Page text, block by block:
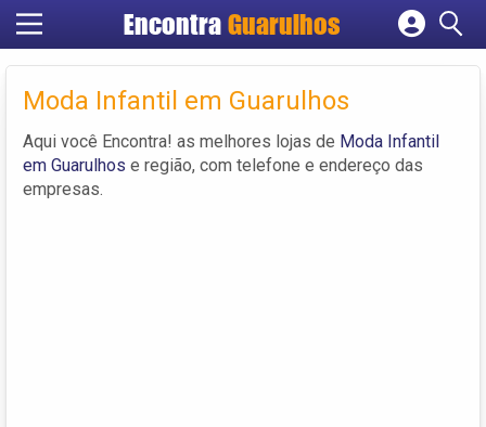
Encontra Guarulhos
Cadastrar empresa
Criar conta
Moda Infantil em Guarulhos
Aqui você Encontra! as melhores lojas de Moda Infantil
em Guarulhos e região, com telefone e endereço das
empresas.